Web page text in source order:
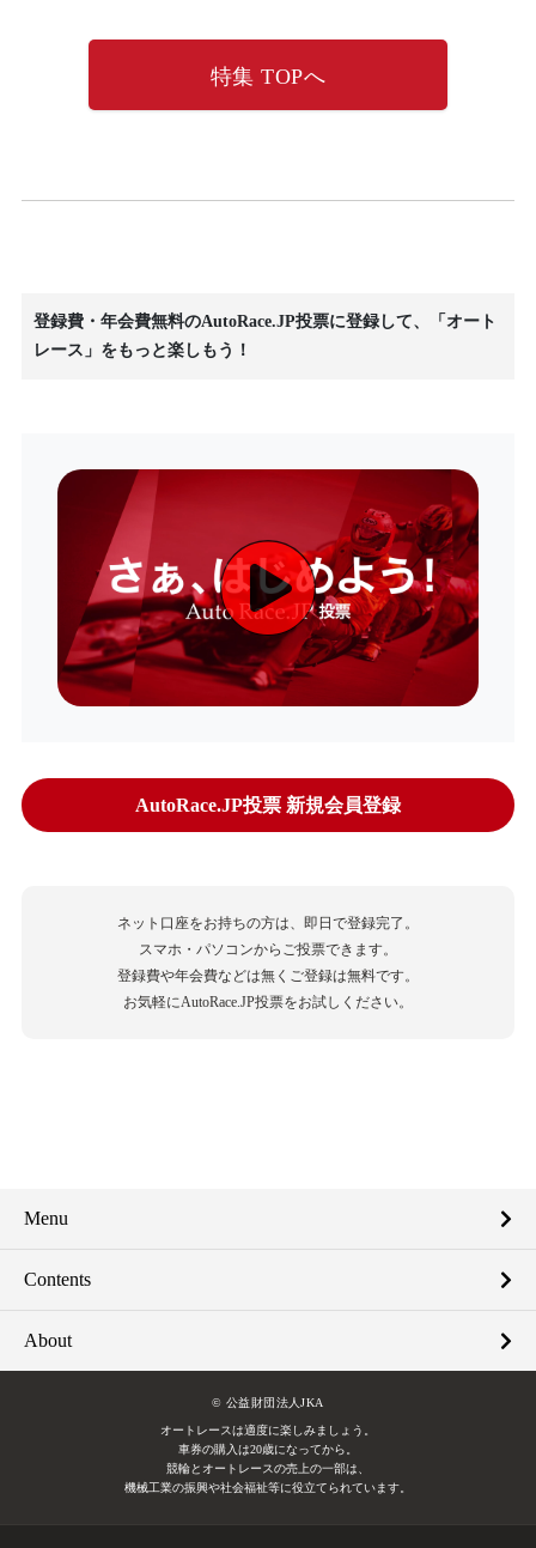
特集 TOPへ
登録費・年会費無料のAutoRace.JP投票に登録して、「オート
レース」をもっと楽しもう！
AutoRace.JP投票 新規会員登録
ネット口座をお持ちの方は、即日で登録完了。
スマホ・パソコンからご投票できます。
登録費や年会費などは無くご登録は無料です。
お気軽にAutoRace.JP投票をお試しください。
Menu
Contents
About
© 公益財団法人JKA
オートレースは適度に楽しみましょう。
車券の購入は20歳になってから。
競輪とオートレースの売上の一部は、
機械工業の振興や社会福祉等に役立てられています。